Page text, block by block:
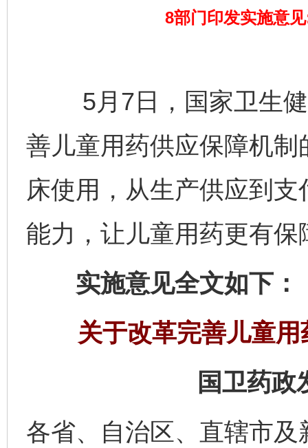
8部门印发实施意
5月7日，国家卫生健
善儿童用药供应保障机
床使用，从生产供应到
能力，让儿童用药更有保
实施意见全文如下：
关于改革完善儿童
国卫药政
各省、自治区、直辖市